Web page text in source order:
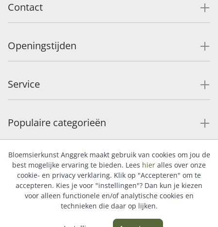
Contact
Openingstijden
Service
Populaire categorieën
Bloemsierkunst Anggrek maakt gebruik van cookies om jou de
best mogelijke ervaring te bieden. Lees hier alles over onze
cookie- en privacy verklaring. Klik op "Accepteren" om te
accepteren. Kies je voor "instellingen"? Dan kun je kiezen
voor alleen functionele en/of analytische cookies en
technieken die daar op lijken.